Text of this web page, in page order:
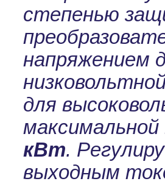
степенью
напряжением
для
кВт.
выходным